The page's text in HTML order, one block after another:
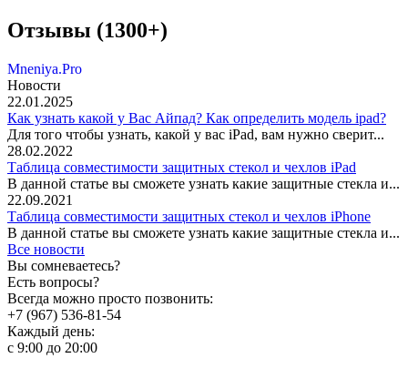
Отзывы (1300+)
Mneniya.Pro
Новости
22.01.2025
Как узнать какой у Вас Айпад? Как определить модель ipad?
Для того чтобы узнать, какой у вас iPad, вам нужно сверит...
28.02.2022
Таблица совместимости защитных стекол и чехлов iPad
В данной статье вы сможете узнать какие защитные стекла и...
22.09.2021
Таблица совместимости защитных стекол и чехлов iPhone
В данной статье вы сможете узнать какие защитные стекла и...
Все новости
Вы сомневаетесь?
Есть вопросы?
Всегда можно просто позвонить:
+7 (967) 536-81-54
Каждый день:
с 9:00 до 20:00